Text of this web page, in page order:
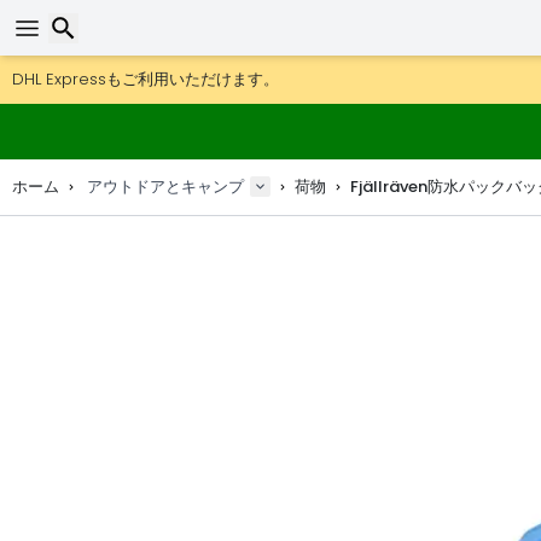
DHL Expressもご利用いただけます。
返品は30日間、木製マップやデコは90日間OK.
ホーム アウトドアとキャンプ 荷物 Fjällräven防水パックバッ